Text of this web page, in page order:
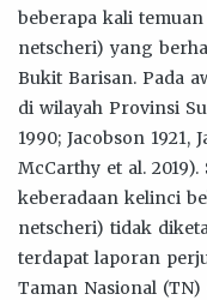
beberapa kali
netscheri) yang
Bukit Barisan. Pada
di wilayah Provinsi
1990; Jacobson 1921,
McCarthy et al.
keberadaan kelinci
netscheri) tidak
terdapat laporan
Taman Nasional